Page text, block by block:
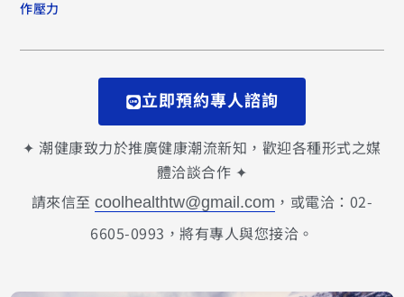
作壓力
立即預約專人諮詢
✦ 潮健康致力於推廣健康潮流新知，歡迎各種形式之媒
體洽談合作 ✦
請來信至coolhealthtw@gmail.com ，或電洽：02-
6605-0993，將有專人與您接洽。